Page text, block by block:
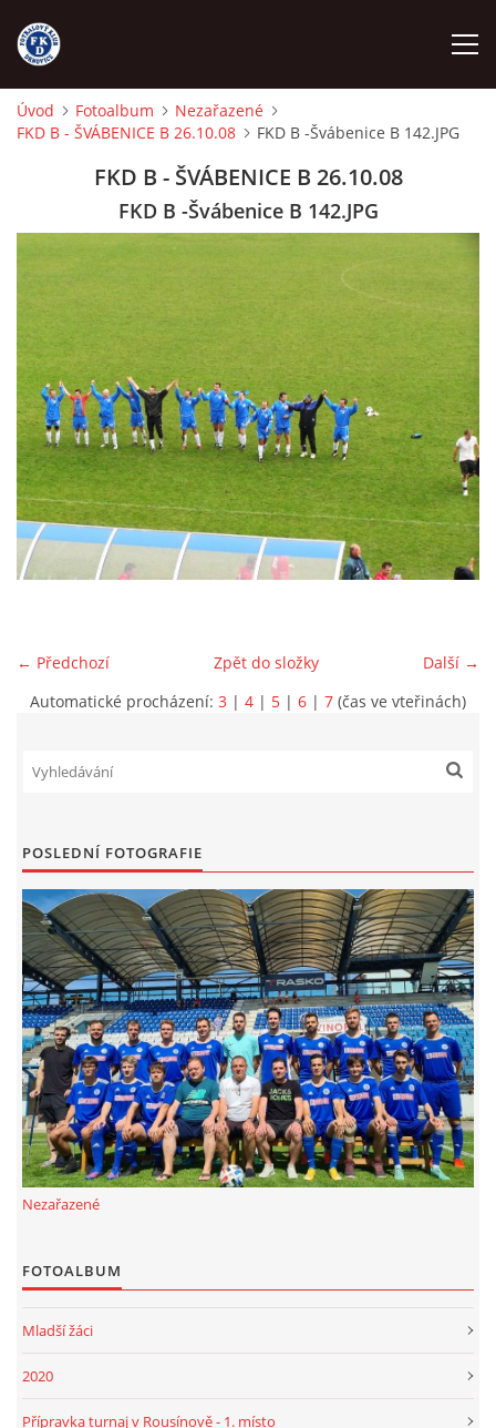
ÚVOD
FKD B
STARŠÍ DOROST
STARŠÍ ŽÁCI
MLADŠÍ ŽÁCI
STARŠÍ PŘÍPRAVKA R 2012 + 2013
ARCHÍV
DOTACE
FKD, z.s.
Drnovice 704
68304 Drnovice
ičo 27005305
č.ú. 3227086359 / 0800
© 2026 eStránky.cz |RSS
Úvod Fotoalbum
Nezařazené
FKD B - ŠVÁBENICE B 26.10.08
FKD B -Švábenice B 142.JPG
FKD B - ŠVÁBENICE B 26.10.08
FKD B -Švábenice B 142.JPG
← Předchozí Další →
Zpět do složky
Automatické procházení: 3 | 4 | 5 | 6 | 7 (čas ve vteřinách)
POSLEDNÍ FOTOGRAFIE
Nezařazené
FOTOALBUM
Mladší žáci
2020
Přípravka turnaj v Rousínově - 1. místo